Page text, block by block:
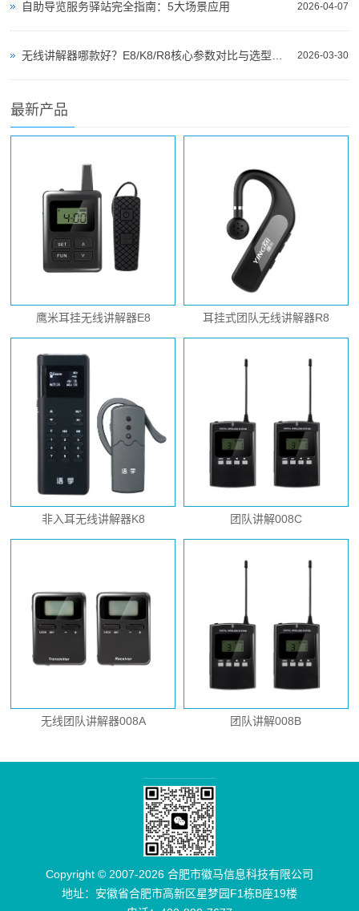
2026-04-07
自助导览服务驿站完全指南：5大场景应用
2026-03-30
无线讲解器哪款好？E8/K8/R8核心参数对比与选型指南
最新产品
鹰米耳挂无线讲解器E8 耳挂式团队无线讲解器R8
非入耳无线讲解器K8 团队讲解008C
无线团队讲解器008A 团队讲解008B
Copyright © 2007-2026 合肥市徽马信息科技有限公司
地址：安徽省合肥市高新区星梦园F1栋B座19楼